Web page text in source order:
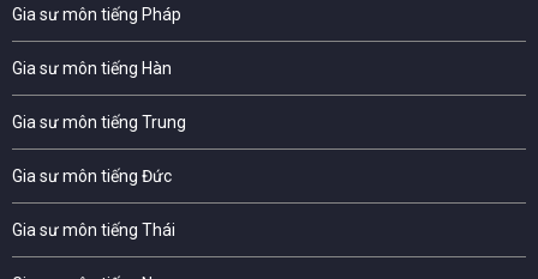
Gia sư môn tiếng Pháp
Gia sư môn tiếng Hàn
Gia sư môn tiếng Trung
Gia sư môn tiếng Đức
Gia sư môn tiếng Thái